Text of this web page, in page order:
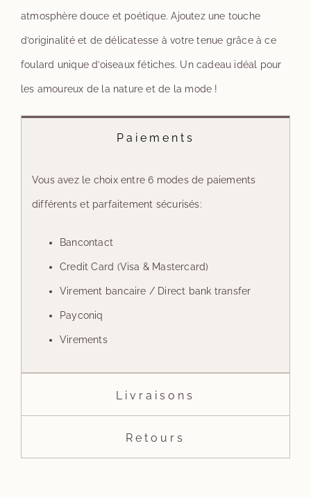
atmosphère douce et poétique. Ajoutez une touche
d’originalité et de délicatesse à votre tenue grâce à ce
foulard unique d’oiseaux fétiches. Un cadeau idéal pour
les amoureux de la nature et de la mode !
Paiements
Vous avez le choix entre 6 modes de paiements
différents et parfaitement sécurisés:
Bancontact
Credit Card (Visa & Mastercard)
Virement bancaire / Direct bank transfer
Payconiq
Virements
Livraisons
Retours